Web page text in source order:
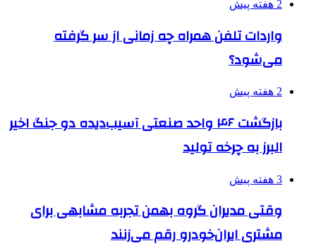
2 هفته پیش
واردات تلفن همراه چه زمانی از سر گرفته
می‌شود؟
2 هفته پیش
بازگشت ۴۶ واحد صنعتی آسیب‌دیده دو جنگ اخیر
البرز به چرخه تولید
3 هفته پیش
وقتی مدیران گروه بهمن تجربه مشابهی برای
مشتری ایران‌خودرو رقم می‌زنند